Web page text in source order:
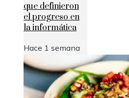
que definieron
el progreso en
la informática
Hace 1 semana